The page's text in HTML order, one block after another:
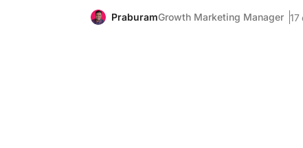
PraburamGrowth Marketing Manager 17